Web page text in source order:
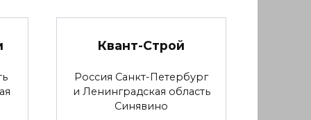
Квант-Строй
Россия Санкт-Петербург
и Ленинградская область
Синявино